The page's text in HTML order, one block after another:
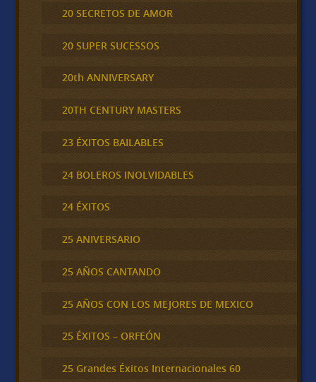
20 SECRETOS DE AMOR
20 SUPER SUCESSOS
20th ANNIVERSARY
20TH CENTURY MASTERS
23 ÉXITOS BAILABLES
24 BOLEROS INOLVIDABLES
24 ÉXITOS
25 ANIVERSARIO
25 AÑOS CANTANDO
25 AÑOS CON LOS MEJORES DE MEXICO
25 ÉXITOS – ORFEÓN
25 Grandes Éxitos Internacionales 60